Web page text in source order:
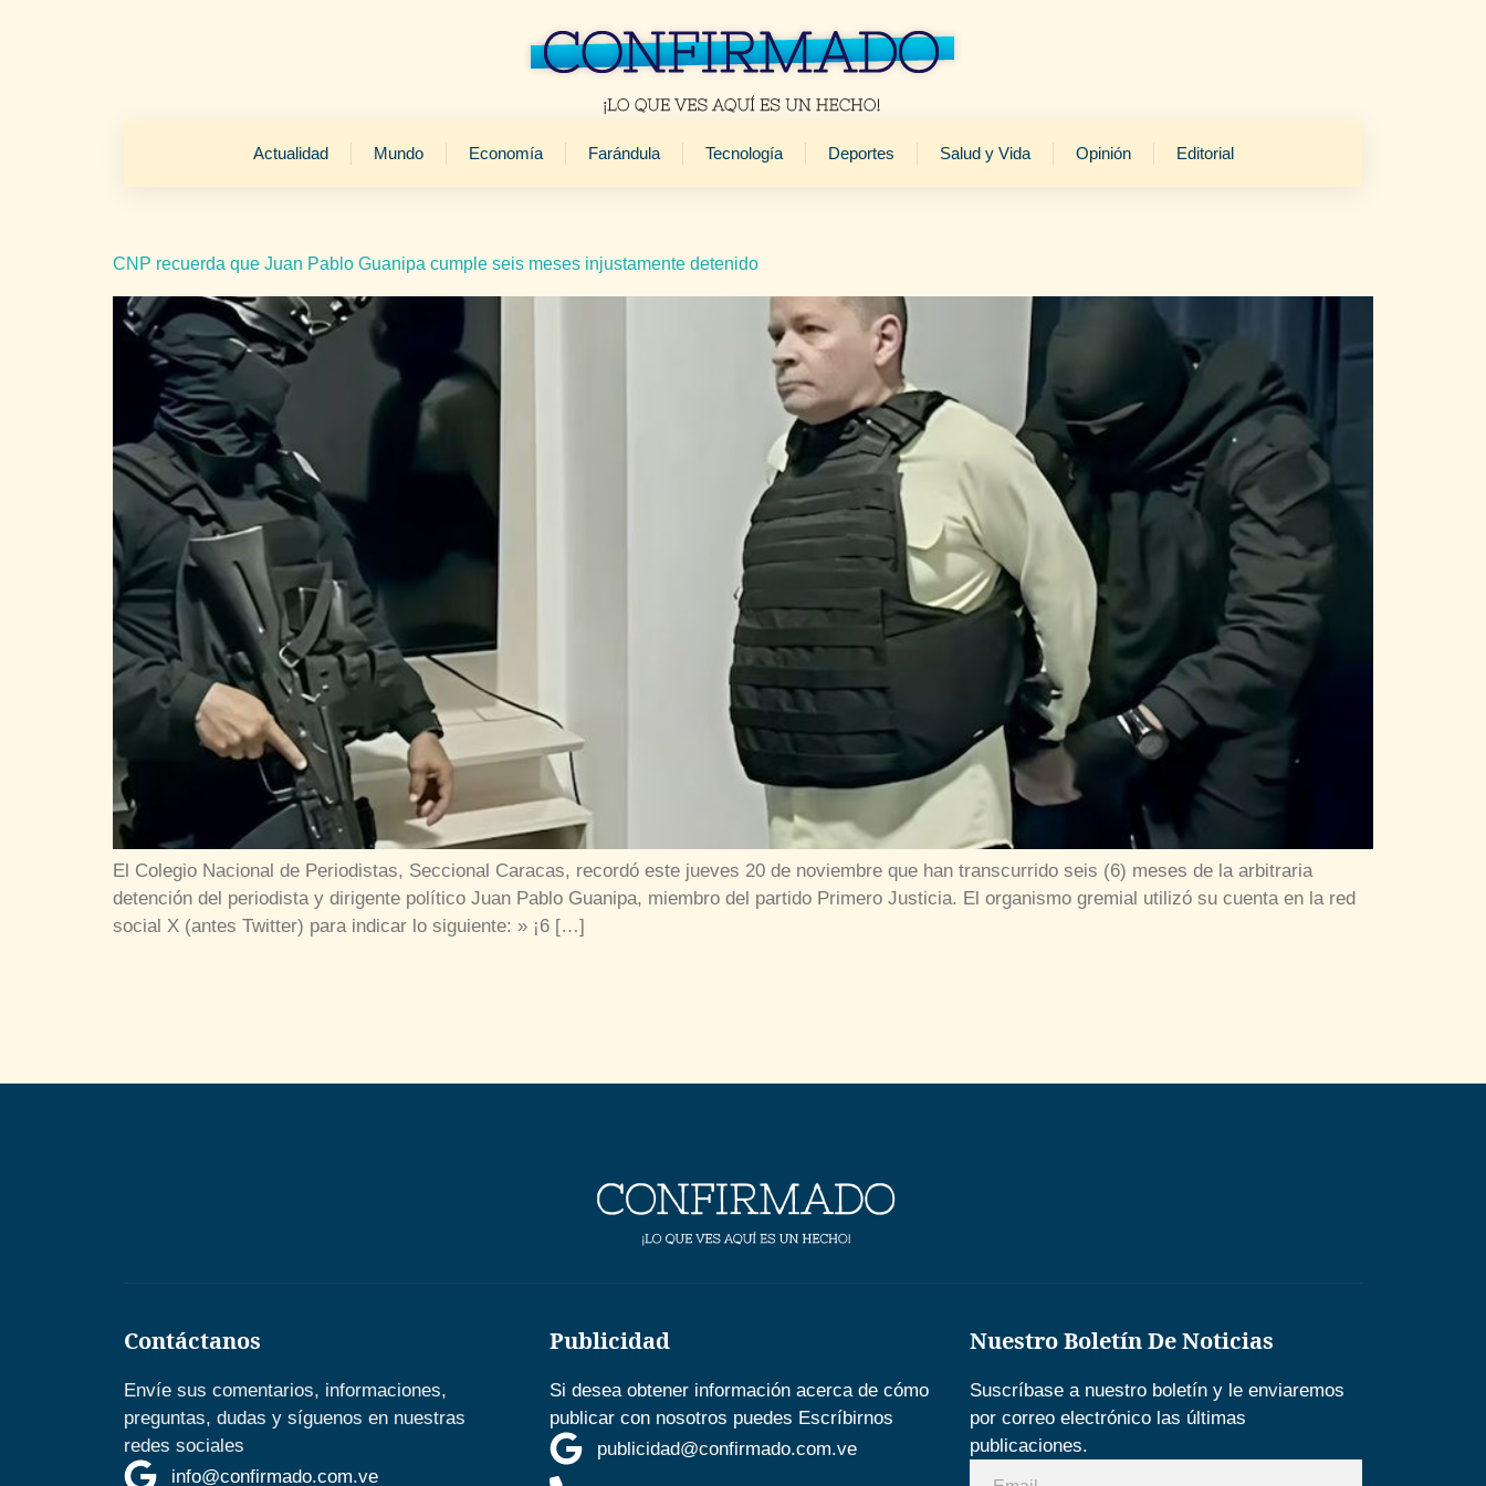
Actualidad Mundo Economía Farándula Tecnología Deportes Salud y Vida Opinión Editorial
CNP recuerda que Juan Pablo Guanipa cumple seis meses injustamente detenido
El Colegio Nacional de Periodistas, Seccional Caracas, recordó este jueves 20 de noviembre que han transcurrido seis (6) meses de la arbitraria
detención del periodista y dirigente político Juan Pablo Guanipa, miembro del partido Primero Justicia. El organismo gremial utilizó su cuenta en la red
social X (antes Twitter) para indicar lo siguiente: » ¡6 […]
Contáctanos
Envíe sus comentarios, informaciones,
preguntas, dudas y síguenos en nuestras
redes sociales
info@confirmado.com.ve
Publicidad
Si desea obtener información acerca de cómo
publicar con nosotros puedes Escríbirnos
publicidad@confirmado.com.ve
Nuestro Boletín De Noticias
Suscríbase a nuestro boletín y le enviaremos
por correo electrónico las últimas
publicaciones.